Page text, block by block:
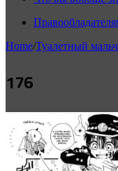
Home/Туалетный
176